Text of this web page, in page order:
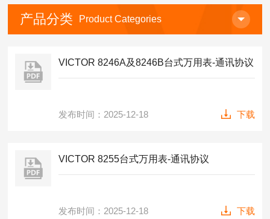
产品分类 Product Categories
VICTOR 8246A及8246B台式万用表-通讯协议
发布时间：2025-12-18 下载
VICTOR 8255台式万用表-通讯协议
发布时间：2025-12-18 下载